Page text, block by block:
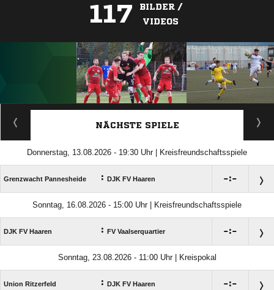
117
BILDER /
VIDEOS
ANZEIGE
NÄCHSTE SPIELE
Donnerstag, 13.08.2026 - 19:30 Uhr | Kreisfreundschaftsspiele
Grenzwacht Pannesheide : DJK FV Haaren :
Sonntag, 16.08.2026 - 15:00 Uhr | Kreisfreundschaftsspiele
DJK FV Haaren : FV Vaalserquartier :
Sonntag, 23.08.2026 - 11:00 Uhr | Kreispokal
Union Ritzerfeld : DJK FV Haaren :